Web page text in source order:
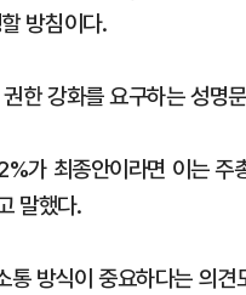
방침이다.
한 강화를 요구하는 성명
가 최종안이라면 이는
말했다.
방식이 중요하다는 의견